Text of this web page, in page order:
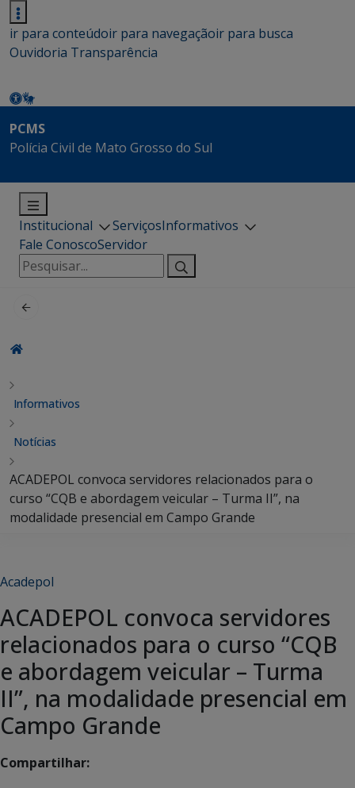
ir para conteúdoir para navegaçãoir para busca
Ouvidoria Transparência
PCMS
Polícia Civil de Mato Grosso do Sul
Institucional ServiçosInformativos
Fale ConoscoServidor
Pesquisar
por:
Informativos
Notícias
ACADEPOL convoca servidores relacionados para o
curso “CQB e abordagem veicular – Turma II”, na
modalidade presencial em Campo Grande
Acadepol
ACADEPOL convoca servidores
relacionados para o curso “CQB
e abordagem veicular – Turma
II”, na modalidade presencial em
Campo Grande
Compartilhar: